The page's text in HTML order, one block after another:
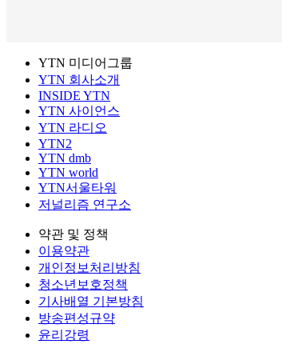
YTN 미디어그룹
YTN 회사소개
INSIDE YTN
YTN 사이언스
YTN 라디오
YTN2
YTN dmb
YTN world
YTN서울타워
저널리즘 연구소
약관 및 정책
이용약관
개인정보처리방침
청소년보호정책
기사배열 기본방침
방송편성규약
윤리강령